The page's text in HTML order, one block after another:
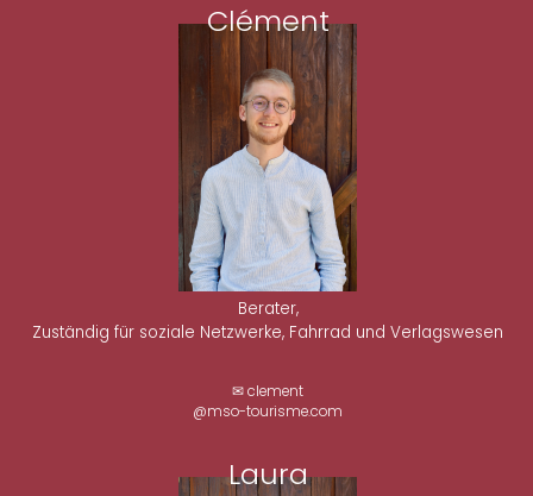
Clément
Berater,
Zuständig für soziale Netzwerke, Fahrrad und Verlagswesen
✉ clement
@mso-tourisme.com
Laura